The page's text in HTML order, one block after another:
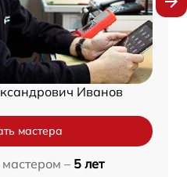
Иванов
мастера
– 5 лет